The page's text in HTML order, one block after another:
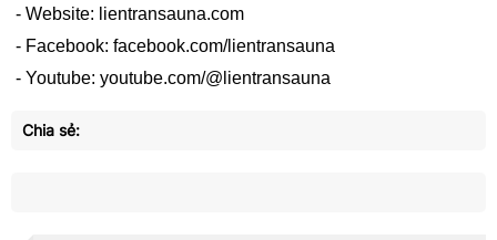
- Website: lientransauna.com
- Facebook: facebook.com/lientransauna
- Youtube: youtube.com/@lientransauna
Chia sẻ: